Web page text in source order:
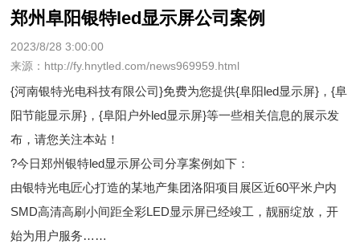
郑州阜阳银特led显示屏公司案例
2023/8/28 3:00:00
来源：http://fy.hnytled.com/news969959.html
{河南银特光电科技有限公司}免费为您提供{阜阳led显示屏} ，{阜
阳节能显示屏}，{阜阳户外led显示屏}等一些相关信息的展示发
布，请您关注本站！
?今日郑州银特led显示屏公司分享案例如下：
由银特光电匠心打造的某地产集团洛阳项目展区近60平米户内
SMD高清高刷小间距全彩LED显示屏已经竣工，靓丽绽放，开
始为用户服务……